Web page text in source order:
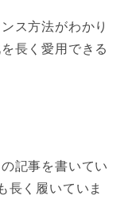
ス方法がわかり
長く愛用できる
記事を書いてい
長く履いていま